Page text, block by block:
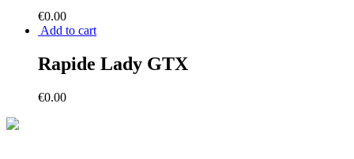
€0.00
Add to cart
Rapide Lady GTX
€0.00